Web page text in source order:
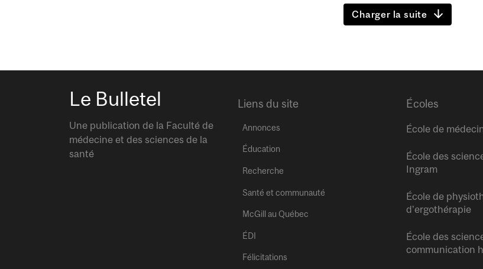
Charger la suite
Le Bulletel
Une publication de la Faculté de
médecine et des sciences de la
santé
Liens du site
Annonces
Éducation
Recherche
Santé et communauté
McGill au Québec
ÉDI
Félicitations
Écoles
École de
École des
Ingram
École de
d’ergothérapie
École des
communication